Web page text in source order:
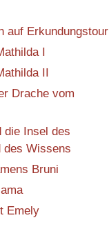
auf Erkundungstour
I
II
Drache vom
die Insel des
des Wissens
Bruni
Emely